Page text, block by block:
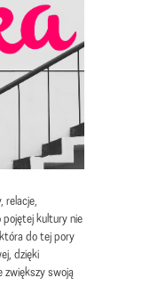
relacje,
kultury nie
do tej pory
dzięki
zwiększy swoją